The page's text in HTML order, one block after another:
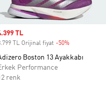
price
TL
TL Orijinal fiyat -50%
Boston 13 Ayakkabı
Performance
renk